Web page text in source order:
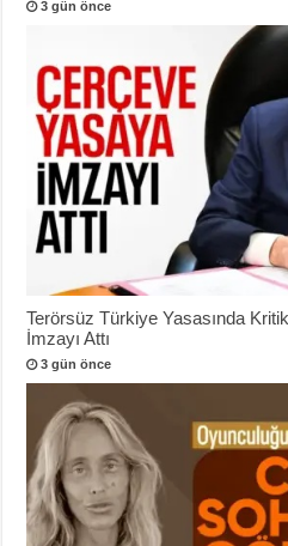
3 gün önce
Terörsüz Türkiye Yasasında
İmzayı Attı
3 gün önce